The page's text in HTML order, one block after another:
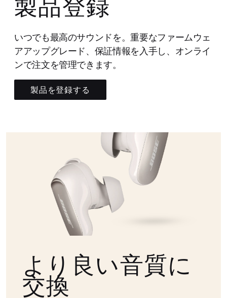
いつでも最高のサウンドを。重要なファームウェ
アアップグレード、保証情報を入手し、オンライ
ンで注文を管理できます。
製品を登録する
より良い音質に
交換